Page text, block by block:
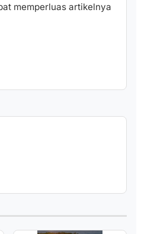
memperluas artikelnya